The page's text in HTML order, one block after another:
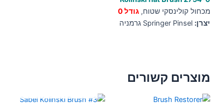
מכחול קולינסקי שטוח, גודל 0
יצרן:
מוצרים קשורים
המחיר
המחיר